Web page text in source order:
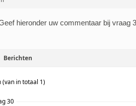
hieronder uw commentaar bij vraag
Berichten
(van in totaal 1)
30